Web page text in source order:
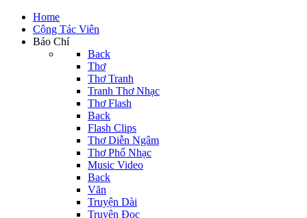
Home
Cộng Tác Viên
Báo Chí
Back
Thơ
Thơ Tranh
Tranh Thơ Nhạc
Thơ Flash
Back
Flash Clips
Thơ Diễn Ngâm
Thơ Phổ Nhạc
Music Video
Back
Văn
Truyện Dài
Truyện Đọc